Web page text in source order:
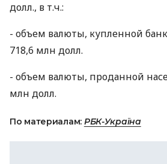
долл., в т.ч.:
- объем валюты, купленной
718,6 млн долл.
- объем валюты, проданной
млн долл.
По материалам: РБК-Україна